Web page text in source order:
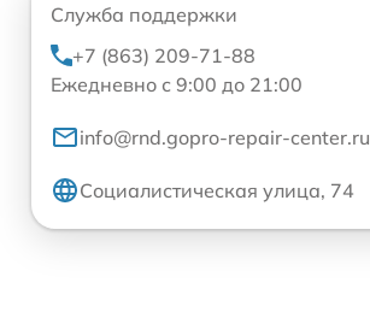
Служба поддержки
+7 (863) 209-71-88
Ежедневно с 9:00 до 21:00
info@rnd.gopro-repair-center.ru
Социалистическая улица, 74